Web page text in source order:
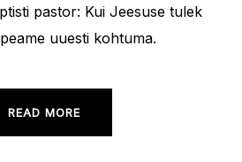
pastor: Kui Jeesuse tulek
uuesti kohtuma.
READ MORE